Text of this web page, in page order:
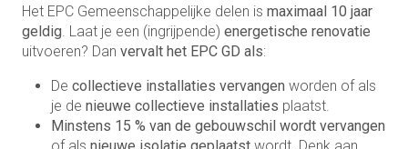
Het EPC Gemeenschappelijke delen is maximaal 10 jaar
geldig . Laat je een (ingrijpende) energetische renovatie
uitvoeren? Dan vervalt het EPC GD als:
De collectieve installaties vervangen worden of als
je de nieuwe collectieve installaties plaatst.
Minstens 15 % van de gebouwschil wordt vervangen